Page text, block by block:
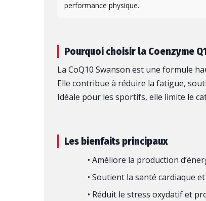
performance physique.
Pourquoi choisir la Coenzyme
La CoQ10 Swanson est une formule
Elle contribue à réduire la fatigue,
Idéale pour les sportifs, elle limite le
Les bienfaits principaux
• Améliore la production
• Soutient la santé cardiaque
• Réduit le stress oxydatif et